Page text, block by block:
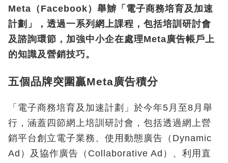
Meta（Facebook）舉辧「電子商務培育及加速
計劃」，透過一系列網上課程，包括培訓研討會
及諮詢環節，加強中小企在處理Meta廣告帳戶上
的知識及營銷技巧。
五個品牌突圍贏Meta廣告積分
「電子商務培育及加速計劃」於今年5月至8月舉
行，涵蓋四節網上培訓研討會，包括透過網上營
銷平台創立電子業務、使用動態廣告（Dynamic
Ad）及協作廣告（Collaborative Ad）、利用直